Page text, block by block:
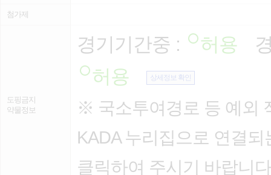
첨가제
도핑금지
약물정보
경기기간중 : 허용
허용
상세정보 확인
※ 국소투여경로 등 예외
KADA 누리집으로 연결
클릭하여 주시기 바랍니